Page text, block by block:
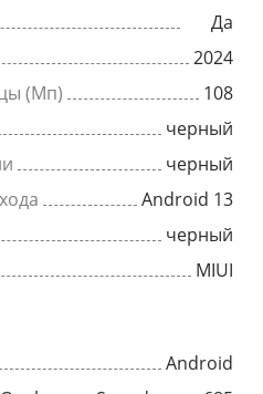
Да
2024
(Мп)
108
черный
черный
Android 13
черный
MIUI
Android